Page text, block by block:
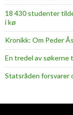
18 430 studenter
i kø
Kronikk: Om Peder
En tredel av søkerne
Statsråden forsvarer